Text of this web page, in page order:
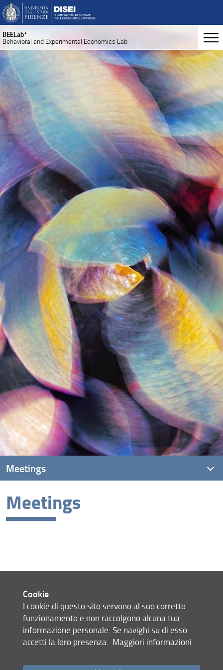
BEELab+
Behavioral and Experimental Economics Lab
Meetings
Meetings
Seminari / Seminars
Workshops & Conferences
Mappa del sito
RSS feed
Privacy
Accessibilità e usabilità
Cookie
I cookie di questo sito servono al suo corretto
funzionamento e non raccolgono alcuna tua
informazione personale. Se navighi su di esso
accetti la loro presenza. Maggiori informazioni